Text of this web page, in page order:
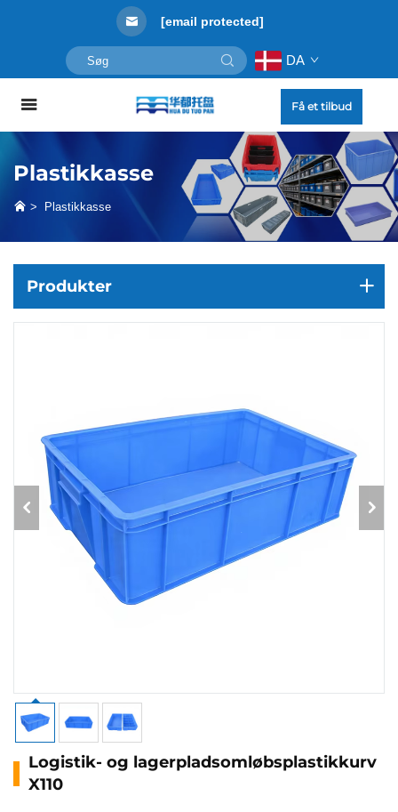
[email protected]
DA
Få et tilbud
Plastikkasse
> Plastikkasse
Produkter
Logistik- og lagerpladsomløbsplastikkurv
X110